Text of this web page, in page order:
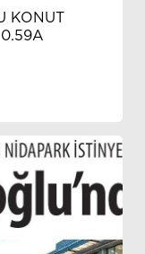
KONUT